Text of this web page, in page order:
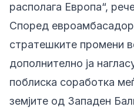
располага Европа“,
Според
стратешките промени
дополнително ја
поблиска соработка
земјите од Западен